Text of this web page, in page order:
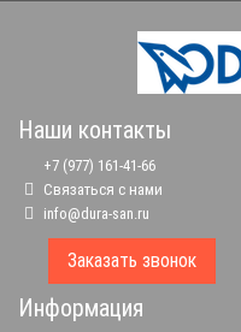
Наши контакты
+7 (977) 161-41-66
Связаться с нами
info@dura-san.ru
Заказать звонок
Информация